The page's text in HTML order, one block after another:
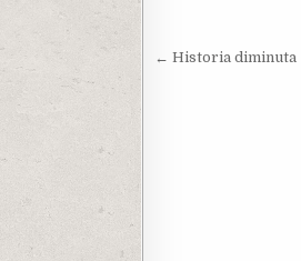
Navegación
← Historia diminuta